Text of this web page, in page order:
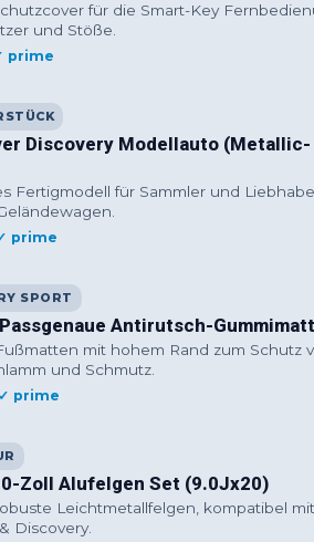
für die Smart-Key
und Stöße.
prime
Discovery Modellauto (Metallic-
Fertigmodell für Sammler und
prime
SPORT
Antirutsch-
mit hohem Rand zum Schutz
und Schmutz.
✓ prime
Zoll Alufelgen Set (9.0Jx20)
Leichtmetallfelgen, kompatibel mit
Discovery.